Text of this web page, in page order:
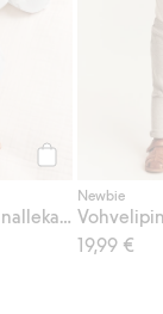
Newbie
19,99 €